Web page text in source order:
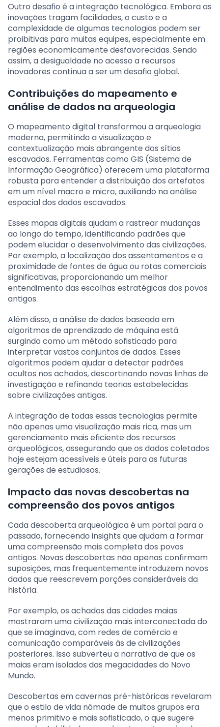
Outro desafio é a integração tecnológica. Embora as
inovações tragam facilidades, o custo e a
complexidade de algumas tecnologias podem ser
proibitivas para muitas equipes, especialmente em
regiões economicamente desfavorecidas. Sendo
assim, a desigualdade no acesso a recursos
inovadores continua a ser um desafio global.
Contribuições do mapeamento e
análise de dados na arqueologia
O mapeamento digital transformou a arqueologia
moderna, permitindo a visualização e
contextualização mais abrangente dos sítios
escavados. Ferramentas como GIS (Sistema de
Informação Geográfica) oferecem uma plataforma
robusta para entender a distribuição dos artefatos
em um nível macro e micro, auxiliando na análise
espacial dos dados escavados.
Esses mapas digitais ajudam a rastrear mudanças
ao longo do tempo, identificando padrões que
podem elucidar o desenvolvimento das civilizações.
Por exemplo, a localização dos assentamentos e a
proximidade de fontes de água ou rotas comerciais
significativas, proporcionando um melhor
entendimento das escolhas estratégicas dos povos
antigos.
Além disso, a análise de dados baseada em
algoritmos de aprendizado de máquina está
surgindo como um método sofisticado para
interpretar vastos conjuntos de dados. Esses
algoritmos podem ajudar a detectar padrões
ocultos nos achados, descortinando novas linhas de
investigação e refinando teorias estabelecidas
sobre civilizações antigas.
A integração de todas essas tecnologias permite
não apenas uma visualização mais rica, mas um
gerenciamento mais eficiente dos recursos
arqueológicos, assegurando que os dados coletados
hoje estejam acessíveis e úteis para as futuras
gerações de estudiosos.
Impacto das novas descobertas na
compreensão dos povos antigos
Cada descoberta arqueológica é um portal para o
passado, fornecendo insights que ajudam a formar
uma compreensão mais completa dos povos
antigos. Novas descobertas não apenas confirmam
suposições, mas frequentemente introduzem novos
dados que reescrevem porções consideráveis da
história.
Por exemplo, os achados das cidades maias
mostraram uma civilização mais interconectada do
que se imaginava, com redes de comércio e
comunicação comparáveis às de civilizações
posteriores. Isso subverteu a narrativa de que os
maias eram isolados das megacidades do Novo
Mundo.
Descobertas em cavernas pré-históricas revelaram
que o estilo de vida nômade de muitos grupos era
menos primitivo e mais sofisticado, o que sugere